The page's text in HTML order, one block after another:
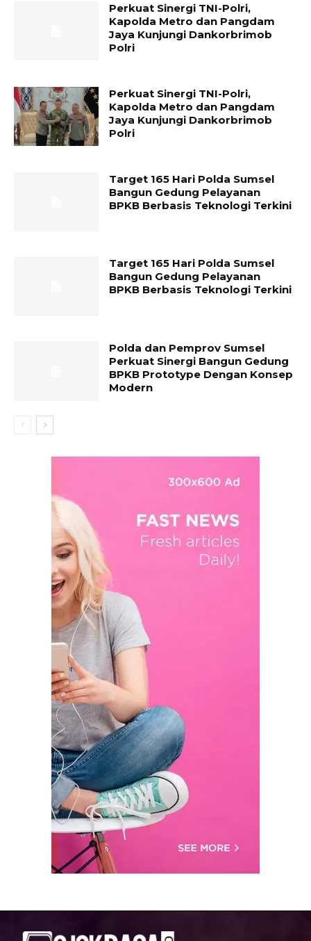
Perkuat Sinergi TNI-Polri,
Kapolda Metro dan Pangdam
Jaya Kunjungi Dankorbrimob
Polri
Perkuat Sinergi TNI-Polri,
Kapolda Metro dan Pangdam
Jaya Kunjungi Dankorbrimob
Polri
Target 165 Hari Polda Sumsel
Bangun Gedung Pelayanan
BPKB Berbasis Teknologi Terkini
Target 165 Hari Polda Sumsel
Bangun Gedung Pelayanan
BPKB Berbasis Teknologi Terkini
Polda dan Pemprov Sumsel
Perkuat Sinergi Bangun Gedung
BPKB Prototype Dengan Konsep
Modern